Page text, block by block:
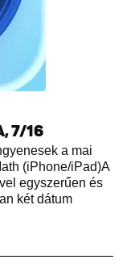
7/16
a mai
(iPhone/iPad)A
egyszerűen és
két dátum